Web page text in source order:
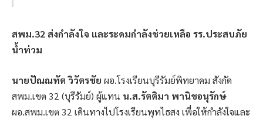
สพม.32 ส่งกำลังใจ และระดมกำลังช่วยเหลือ รร.ประสบภัย
น้ำท่วม
นายปัณณทัต วิวัตรชัย ผอ.โรงเรียนบุรีรัมย์พิทยาคม สังกัด
สพม.เขต 32 (บุรีรัมย์) ผู้แทน น.ส.รัตติมา พานิชอนุรักษ์
ผอ.สพม.เขต 32 เดินทางไปโรงเรียนพุทไธสง เพื่อให้กำลังใจและ